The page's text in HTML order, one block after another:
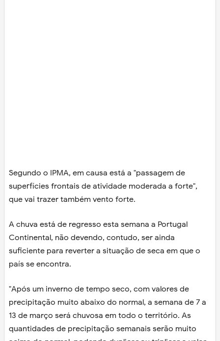
Segundo o IPMA, em causa está a "passagem de
superfícies frontais de atividade moderada a forte",
que vai trazer também vento forte.
A chuva está de regresso esta semana a Portugal
Continental, não devendo, contudo, ser ainda
suficiente para reverter a situação de seca em que o
país se encontra.
"Após um inverno de tempo seco, com valores de
precipitação muito abaixo do normal, a semana de 7 a
13 de março será chuvosa em todo o território. As
quantidades de precipitação semanais serão muito